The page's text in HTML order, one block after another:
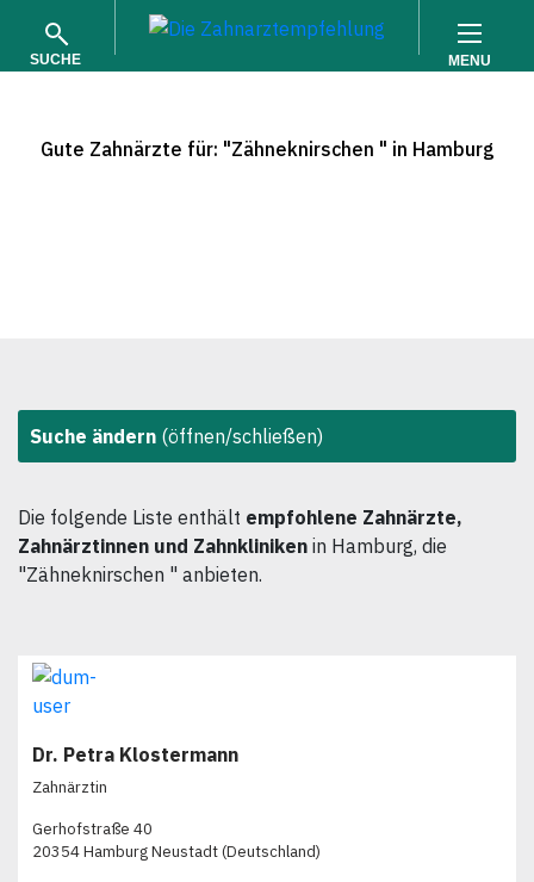
SUCHE MENU
Gute Zahnärzte für: "Zähneknirschen " in Hamburg
Suche ändern (öffnen/schließen)
Die folgende Liste enthält empfohlene Zahnärzte,
Zahnärztinnen und Zahnkliniken in Hamburg, die
"Zähneknirschen " anbieten.
Dr. Petra Klostermann
Zahnärztin
Gerhofstraße 40
20354 Hamburg Neustadt (Deutschland)